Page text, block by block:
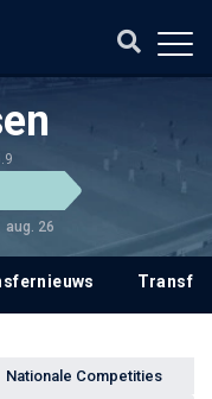
aug. 26
Nationale Competities